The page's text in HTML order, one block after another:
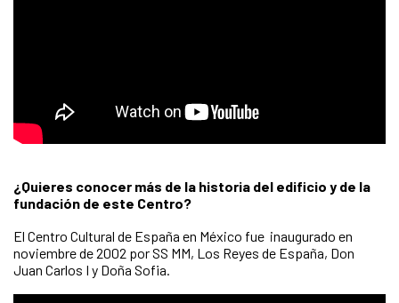
¿Quieres conocer más de la historia del edificio y de la
fundación de este Centro?
El Centro Cultural de España en México fue inaugurado en
noviembre de 2002 por SS MM, Los Reyes de España, Don
Juan Carlos I y Doña Sofia.